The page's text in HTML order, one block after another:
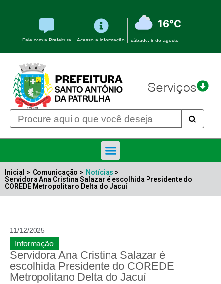
Fale com a Prefeitura Acesso a informação
16°C
sábado, 8 de agosto
Serviços
Inicial > Comunicação > Notícias >
Servidora Ana Cristina Salazar é escolhida Presidente do
COREDE Metropolitano Delta do Jacuí
11/12/2025
Informação
Servidora Ana Cristina Salazar é
escolhida Presidente do COREDE
Metropolitano Delta do Jacuí